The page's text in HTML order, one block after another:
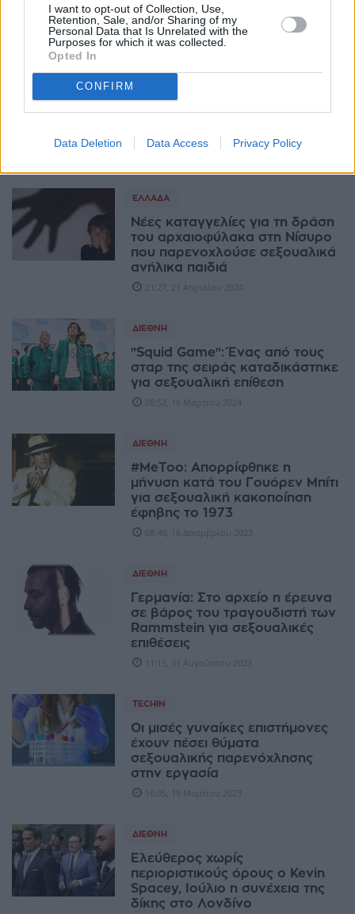
I want to opt-out of Collection, Use,
Retention, Sale, and/or Sharing of my
Personal Data that Is Unrelated with the
Purposes for which it was collected.
Opted In
CONFIRM
Data Deletion Data Access Privacy Policy
του Κακοποιητή"
07:43, 17 Ιανουαρίου 2025
Άλλες 65 καταγγελίες
Φαγέντ
ΕΛΛΆΔΑ
Νέες καταγγελίες για τη δράση
του αρχαιοφύλακα στη Νίσυρο
που παρενοχλούσε σεξουαλικά
ανήλικα παιδιά
21:27, 21 Απριλίου 2024
ΔΙΕΘΝΉ
"Squid Game": Ένας από τους
σταρ της σειράς καταδικάστηκε
για σεξουαλική επίθεση
08:52, 16 Μαρτίου 2024
ΔΙΕΘΝΉ
#MeToo: Απορρίφθηκε η
μήνυση κατά του Γουόρεν Μπίτι
για σεξουαλική κακοποίηση
έφηβης το 1973
08:49, 16 Δεκεμβρίου 2023
ΔΙΕΘΝΉ
Γερμανία: Στο αρχείο η έρευνα
σε βάρος του τραγουδιστή των
Rammstein για σεξουαλικές
επιθέσεις
11:15, 31 Αυγούστου 2023
TECHIN
Οι μισές γυναίκες επιστήμονες
έχουν πέσει θύματα
σεξουαλικής παρενόχλησης
στην εργασία
16:05, 19 Μαρτίου 2023
ΔΙΕΘΝΉ
Ελεύθερος χωρίς
περιοριστικούς όρους ο Kevin
Spacey, Ιούλιο η συνέχεια της
δίκης στο Λονδίνο